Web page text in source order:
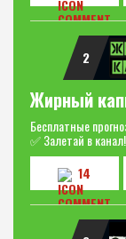
2
Жирный
Бесплатные
✅ Залетай в канал!
14